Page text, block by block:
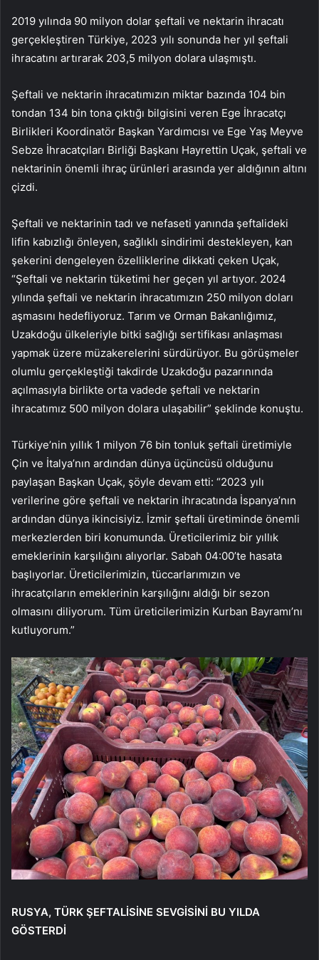
2019 yılında 90 milyon dolar şeftali ve nektarin ihracatı
gerçekleştiren Türkiye, 2023 yılı sonunda her yıl şeftali
ihracatını artırarak 203,5 milyon dolara ulaşmıştı.
Şeftali ve nektarin ihracatımızın miktar bazında 104 bin
tondan 134 bin tona çıktığı bilgisini veren Ege İhracatçı
Birlikleri Koordinatör Başkan Yardımcısı ve Ege Yaş Meyve
Sebze İhracatçıları Birliği Başkanı Hayrettin Uçak, şeftali ve
nektarinin önemli ihraç ürünleri arasında yer aldığının altını
çizdi.
Şeftali ve nektarinin tadı ve nefaseti yanında şeftalideki
lifin kabızlığı önleyen, sağlıklı sindirimi destekleyen, kan
şekerini dengeleyen özelliklerine dikkati çeken Uçak,
“Şeftali ve nektarin tüketimi her geçen yıl artıyor. 2024
yılında şeftali ve nektarin ihracatımızın 250 milyon doları
aşmasını hedefliyoruz. Tarım ve Orman Bakanlığımız,
Uzakdoğu ülkeleriyle bitki sağlığı sertifikası anlaşması
yapmak üzere müzakerelerini sürdürüyor. Bu görüşmeler
olumlu gerçekleştiği takdirde Uzakdoğu pazarınında
açılmasıyla birlikte orta vadede şeftali ve nektarin
ihracatımız 500 milyon dolara ulaşabilir” şeklinde konuştu.
Türkiye’nin yıllık 1 milyon 76 bin tonluk şeftali üretimiyle
Çin ve İtalya’nın ardından dünya üçüncüsü olduğunu
paylaşan Başkan Uçak, şöyle devam etti: “2023 yılı
verilerine göre şeftali ve nektarin ihracatında İspanya’nın
ardından dünya ikincisiyiz. İzmir şeftali üretiminde önemli
merkezlerden biri konumunda. Üreticilerimiz bir yıllık
emeklerinin karşılığını alıyorlar. Sabah 04:00’te hasata
başlıyorlar. Üreticilerimizin, tüccarlarımızın ve
ihracatçıların emeklerinin karşılığını aldığı bir sezon
olmasını diliyorum. Tüm üreticilerimizin Kurban Bayramı’nı
kutluyorum.”
RUSYA, TÜRK ŞEFTALİSİNE SEVGİSİNİ BU YILDA
GÖSTERDİ